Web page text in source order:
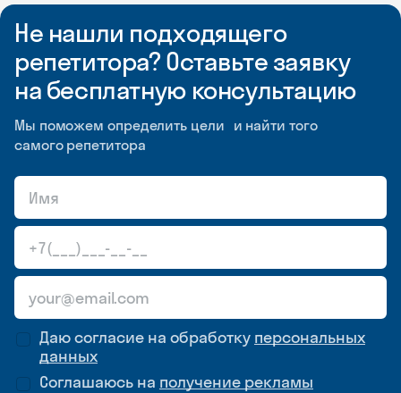
Не нашли подходящего
репетитора? Оставьте заявку
на бесплатную консультацию
Мы поможем определить цели и найти того
самого репетитора
Даю согласие на обработку персональных
данных
Соглашаюсь на получение рекламы